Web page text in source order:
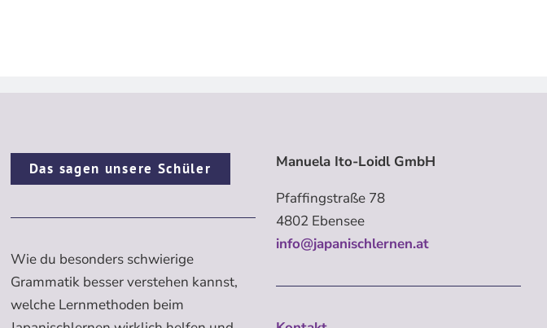
Das sagen unsere Schüler
Wie du besonders schwierige
Grammatik besser verstehen kannst,
welche Lernmethoden beim
Manuela Ito-Loidl GmbH
Pfaffingstraße 78
4802 Ebensee
info@japanischlernen.at